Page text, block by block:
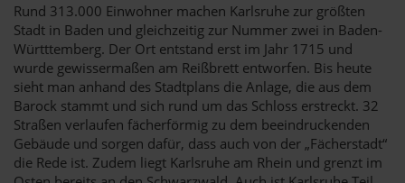
Rund 313.000 Einwohner machen Karlsruhe zur größten
Stadt in Baden und gleichzeitig zur Nummer zwei in Baden-
Württtemberg. Der Ort entstand erst im Jahr 1715 und
wurde gewissermaßen am Reißbrett entworfen. Bis heute
sieht man anhand des Stadtplans die Anlage, die aus dem
Barock stammt und sich rund um das Schloss erstreckt. 32
Straßen verlaufen fächerförmig zu dem beeindruckenden
Gebäude und sorgen dafür, dass auch von der „Fächerstadt“
die Rede ist. Zudem liegt Karlsruhe am Rhein und grenzt im